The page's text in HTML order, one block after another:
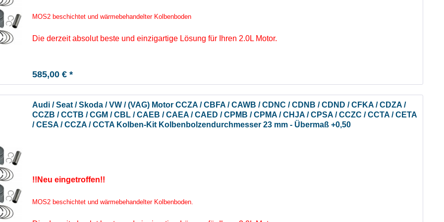
MOS2 beschichtet und wärmebehandelter Kolbenboden
Die derzeit absolut beste und einzigartige Lösung für Ihren 2.0L Motor.
585,00 € *
Audi / Seat / Skoda / VW / (VAG) Motor CCZA / CBFA / CAWB / CDNC / CDNB / CDND / CFKA / CDZA /
CCZB / CCTB / CGM / CBL / CAEB / CAEA / CAED / CPMB / CPMA / CHJA / CPSA / CCZC / CCTA / CETA
/ CESA / CCZA / CCTA Kolben-Kit Kolbenbolzendurchmesser 23 mm - Übermaß +0,50
!!Neu eingetroffen!!
MOS2 beschichtet und wärmebehandelter Kolbenboden.